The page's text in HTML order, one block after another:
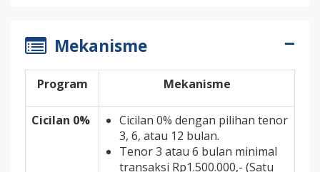
Mekanisme
Program Mekanisme
Cicilan 0%
Cicilan 0% dengan pilihan tenor
3, 6, atau 12 bulan.
Tenor 3 atau 6 bulan minimal
transaksi Rp1.500.000,- (Satu